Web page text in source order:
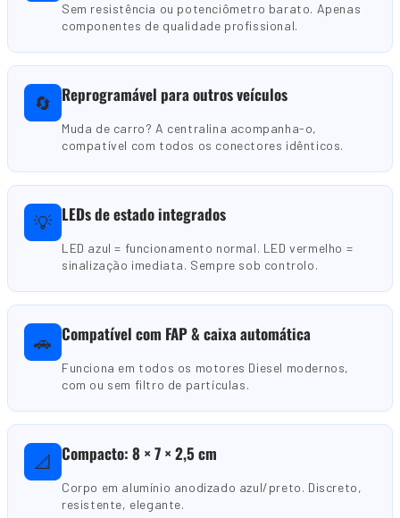
Sem resistência ou potenciômetro barato. Apenas
componentes de qualidade profissional.
🔄 Reprogramável para outros veículos
Muda de carro? A centralina acompanha-o,
compatível com todos os conectores idênticos.
💡 LEDs de estado integrados
LED azul = funcionamento normal. LED vermelho =
sinalização imediata. Sempre sob controlo.
🚗 Compatível com FAP & caixa automática
Funciona em todos os motores Diesel modernos,
com ou sem filtro de partículas.
📐 Compacto: 8 × 7 × 2,5 cm
Corpo em alumínio anodizado azul/preto. Discreto,
resistente, elegante.